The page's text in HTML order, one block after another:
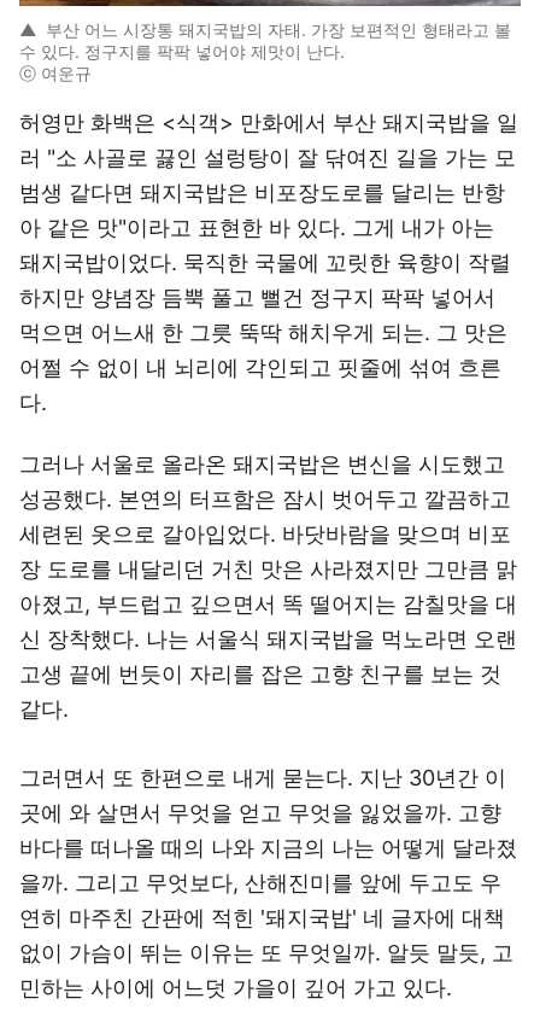
▲ 부산 어느 시장통 돼지국밥의 자태. 가장 보편적인 형태라고 볼
수 있다. 정구지를 팍팍 넣어야 제맛이 난다.
ⓒ 여운규
허영만 화백은 <식객> 만화에서 부산 돼지국밥을 일
러 "소 사골로 끓인 설렁탕이 잘 닦여진 길을 가는 모
범생 같다면 돼지국밥은 비포장도로를 달리는 반항
아 같은 맛"이라고 표현한 바 있다. 그게 내가 아는
돼지국밥이었다. 묵직한 국물에 꼬릿한 육향이 작렬
하지만 양념장 듬뿍 풀고 뻘건 정구지 팍팍 넣어서
먹으면 어느새 한 그릇 뚝딱 해치우게 되는. 그 맛은
어쩔 수 없이 내 뇌리에 각인되고 핏줄에 섞여 흐른
다.
그러나 서울로 올라온 돼지국밥은 변신을 시도했고
성공했다. 본연의 터프함은 잠시 벗어두고 깔끔하고
세련된 옷으로 갈아입었다. 바닷바람을 맞으며 비포
장 도로를 내달리던 거친 맛은 사라졌지만 그만큼 맑
아졌고, 부드럽고 깊으면서 똑 떨어지는 감칠맛을 대
신 장착했다. 나는 서울식 돼지국밥을 먹노라면 오랜
고생 끝에 번듯이 자리를 잡은 고향 친구를 보는 것
같다.
그러면서 또 한편으로 내게 묻는다. 지난 30년간 이
곳에 와 살면서 무엇을 얻고 무엇을 잃었을까. 고향
바다를 떠나올 때의 나와 지금의 나는 어떻게 달라졌
을까. 그리고 무엇보다, 산해진미를 앞에 두고도 우
연히 마주친 간판에 적힌 '돼지국밥' 네 글자에 대책
없이 가슴이 뛰는 이유는 또 무엇일까. 알듯 말듯, 고
민하는 사이에 어느덧 가을이 깊어 가고 있다.